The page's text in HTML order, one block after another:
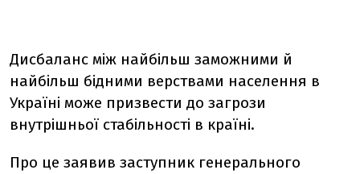
Дисбаланс між найбільш заможними й
найбільш бідними верствами населення в
Україні може призвести до загрози
внутрішньої стабільності в країні.
Про це заявив заступник генерального